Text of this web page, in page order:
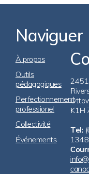
Naviguer
Footer
Navigation
À propos
Outils
pédagogiques
Perfectionnement
professionel
Collectivité
Événements
2451
K1H
Tel:
1348